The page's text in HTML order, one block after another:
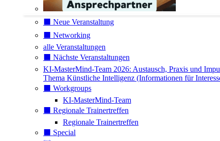
⬛️ Neue Veranstaltung
⬛️ Networking
alle Veranstaltungen
⬛️ Nächste Veranstaltungen
KI-MasterMind-Team 2026: Austausch, Praxis und
Thema Künstliche Intelligenz (Informationen für
⬛️ Workgroups
KI-MasterMind-Team
⬛️ Regionale Trainertreffen
Regionale Trainertreffen
⬛️ Special